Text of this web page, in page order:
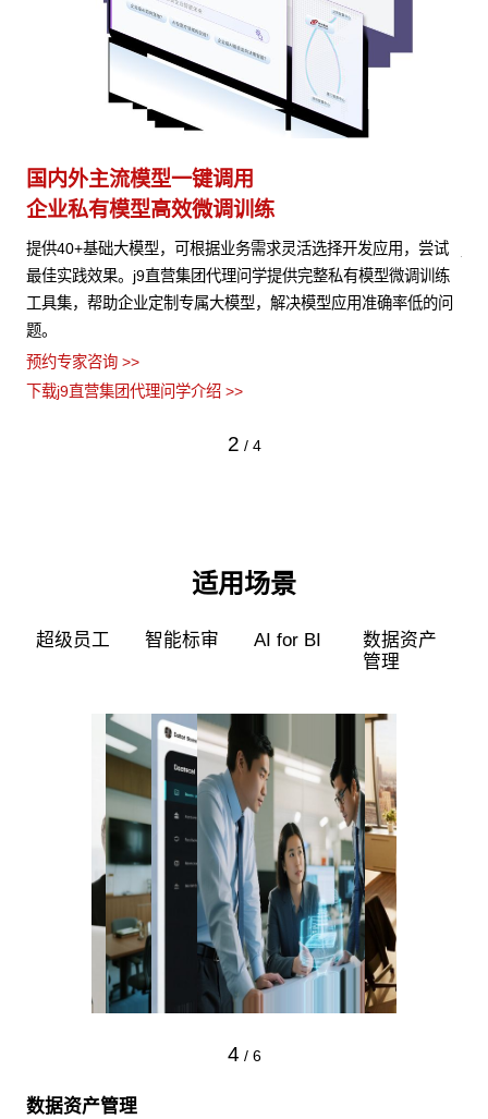
国内外主流模型一键调用
企业私有模型高效微调训练
提供40+基础大模型，可根据业务需求灵活选择开发应用，尝试
最佳实践效果。j9直营集团代理问学提供完整私有模型微调训练
工具集，帮助企业定制专属大模型，解决模型应用准确率低的问
题。
预约专家咨询 >>
下载j9直营集团代理问学介绍 >>
2 / 4
适用场景
超级员工 智能标审 AI for BI
数据资产
管理
4 / 6
数据资产管理